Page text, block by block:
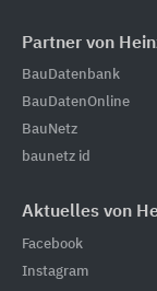
Partner von
BauDatenbank
BauDatenOnline
BauNetz
baunetz id
Aktuelles von
Facebook
Instagram